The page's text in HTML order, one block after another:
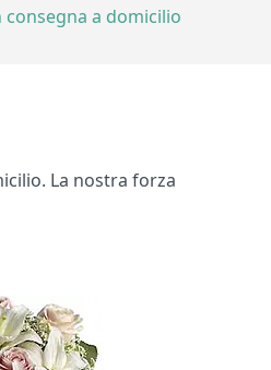
a domicilio
La nostra forza